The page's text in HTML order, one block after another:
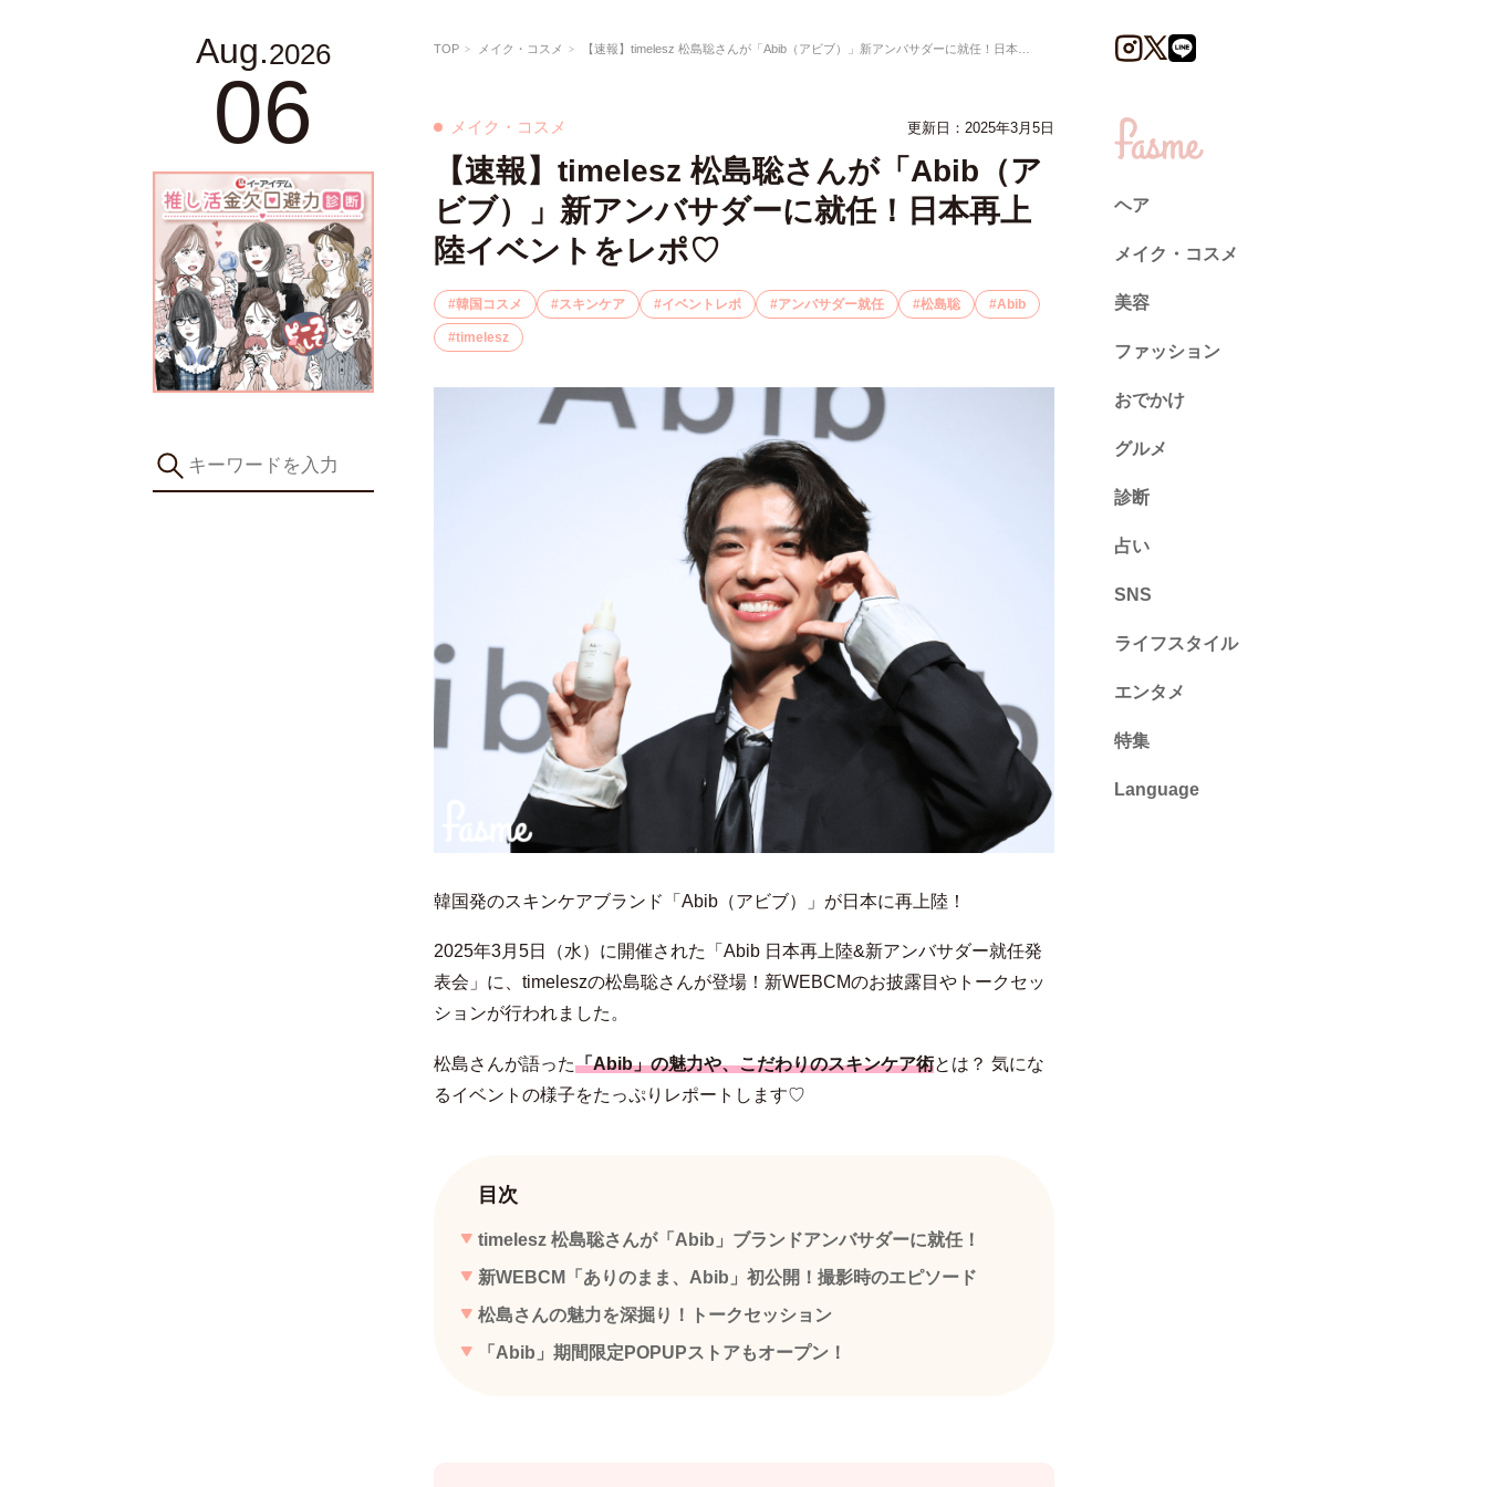
Aug.2026
06
TOP メイク・コスメ 【速報】timelesz 松島聡さんが「Abib（アビブ）」新アンバサダーに就任！日本再上陸イベントをレポ♡
メイク・コスメ 更新日： 2025年3月5日
【速報】timelesz 松島聡さんが「Abib（ア
ビブ）」新アンバサダーに就任！日本再上
陸イベントをレポ♡
韓国コスメ スキンケア イベントレポ アンバサダー就任 松島聡 Abib
timelesz
韓国発のスキンケアブランド「Abib（アビブ）」が日本に再上陸！
2025年3月5日（水）に開催された「Abib 日本再上陸&新アンバサダー就任発
表会」に、timeleszの松島聡さんが登場！新WEBCMのお披露目やトークセッ
ションが行われました。
松島さんが語った「Abib」の魅力や、こだわりのスキンケア術とは？ 気にな
るイベントの様子をたっぷりレポートします♡
目次
timelesz 松島聡さんが「Abib」ブランドアンバサダーに就任！
新WEBCM「ありのまま、Abib」初公開！撮影時のエピソード
松島さんの魅力を深掘り！トークセッション
「Abib」期間限定POPUPストアもオープン！
ヘア
メイク・コスメ
美容
ファッション
トレンド
ネイル
おでかけ
グルメ
診断
診断
占い
心理テスト
SNS
ライフスタイル
推し活
カルチャー・暮らし
エンタメ
特集
Language